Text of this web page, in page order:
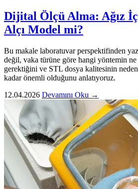
Dijital Ölçü Alma: Ağız İçi
Alçı Model mi?
Bu makale laboratuvar perspektifinden
değil, vaka türüne göre hangi yöntemin
gerektiğini ve STL dosya kalitesinin neden
kadar önemli olduğunu anlatıyoruz.
12.04.2026 Devamını Oku →